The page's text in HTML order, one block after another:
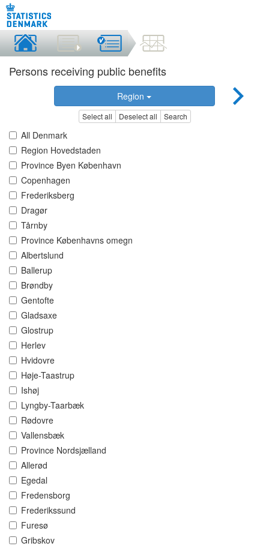
Persons receiving public benefits
Region
Select all Deselect all Search
All Denmark
Region Hovedstaden
Province Byen København
Copenhagen
Frederiksberg
Dragør
Tårnby
Province Københavns omegn
Albertslund
Ballerup
Brøndby
Gentofte
Gladsaxe
Glostrup
Herlev
Hvidovre
Høje-Taastrup
Ishøj
Lyngby-Taarbæk
Rødovre
Vallensbæk
Province Nordsjælland
Allerød
Egedal
Fredensborg
Frederikssund
Furesø
Gribskov